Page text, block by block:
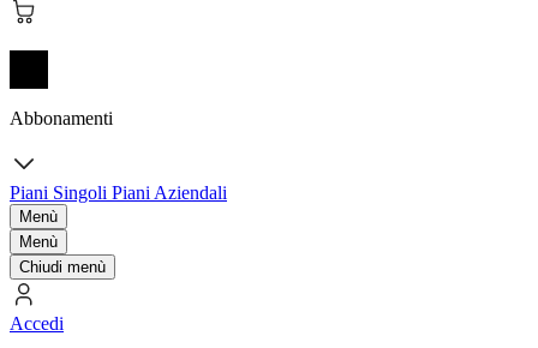
Abbonamenti
Piani Singoli Piani Aziendali
Menù
Menù
Chiudi menù
Accedi